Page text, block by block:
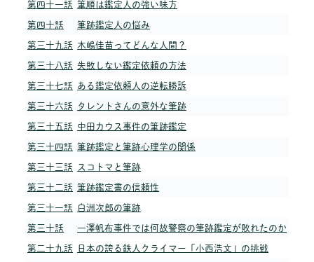
第四十一話 筆順は鑑定人の強い味方
第四十話 筆跡鑑定人の悩み
第三十九話 木嶋佳苗ってどんな人間？
第三十八話 失敗しない鑑定依頼の方法
第三十七話 ある鑑定依頼人の逆転勝訴
第三十六話 タレントさんの意外な筆跡
第三十五話 中田カウス事件の筆跡鑑定
第三十四話 筆跡鑑定と筆跡心理学の関係
第三十三話 スコトマと筆跡
第三十二話 筆跡鑑定書の信頼性
第三十一話 白洲次郎の筆跡
第三十話 一澤帆布事件では何故警察の筆跡鑑定が敗れたのか
第二十九話 日本の誇る鉄人クライマー「小西浩文」の挑戦